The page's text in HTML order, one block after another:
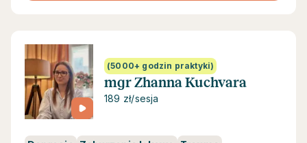
(5000+ godzin praktyki)
mgr Zhanna Kuchvara
189 zł/sesja